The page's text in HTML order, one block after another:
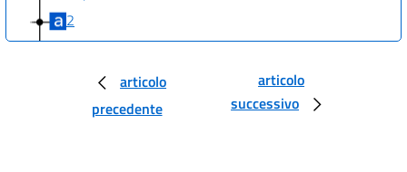
2
3
articolo
precedente
articolo
successivo